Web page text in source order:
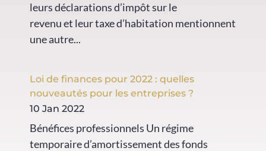
leurs déclarations d’impôt sur le
revenu et leur taxe d’habitation mentionnent
une autre...
Loi de finances pour 2022 : quelles
nouveautés pour les entreprises ?
10 Jan 2022
Bénéfices professionnels Un régime
temporaire d’amortissement des fonds